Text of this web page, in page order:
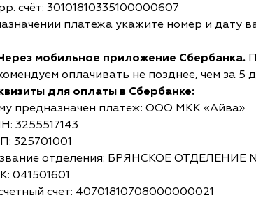
счёт: 30101810335100000607
платежа укажите номер и дату
мобильное приложение Сбербанка.
оплачивать не позднее, чем за 5
для оплаты в Сбербанке:
предназначен платеж: ООО МКК «Айва»
3255517143
325701001
отделения: БРЯНСКОЕ ОТДЕЛЕНИЕ
041501601
счет: 40701810708000000021